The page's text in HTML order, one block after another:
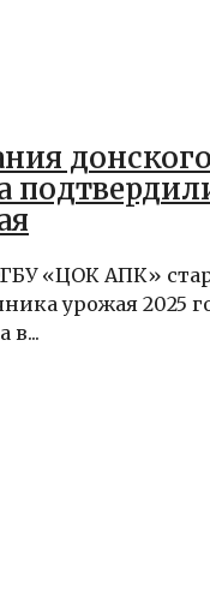
«ЦОК АПК»
урожая 2025
в...